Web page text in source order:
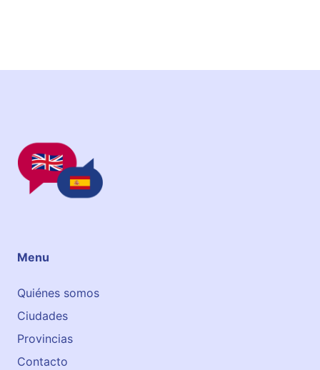
Menu
Quiénes somos
Ciudades
Provincias
Contacto